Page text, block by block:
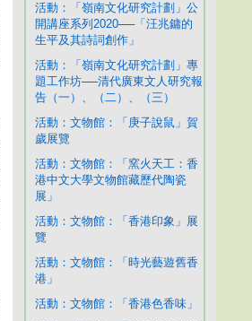
活動：「嶺南文化研究計劃」公
開講座系列2020──「汪兆鏞的
生平及其詩詞創作」
活動：「嶺南文化研究計劃」專
題工作坊──清代廣東文人研究報
告（一）、（二）、（三）
活動：文物館：「庚子說鼠」賀
歲展覽
活動：文物館：「窯火天工：香
港中文大學文物館藏歷代陶瓷
展」
活動：文物館：「香港印象」展
覽
活動：文物館：「時光藝遊舊香
港」
活動：文物館：「香港色香味」